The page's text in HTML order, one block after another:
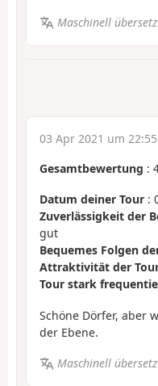
Maschinell
03 Apr 2021 um 22:55
Gesamtbewertung :
Datum deiner Tour :
Zuverlässigkeit der
gut
Bequemes Folgen
Attraktivität der
Tour stark
Schöne Dörfer, aber
der Ebene.
Maschinell